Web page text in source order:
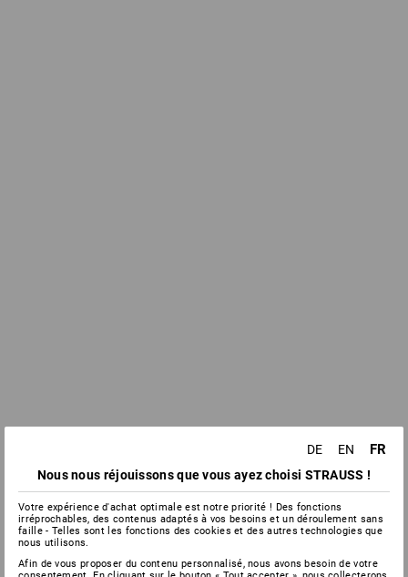
DE EN FR
Nous nous réjouissons que vous ayez choisi STRAUSS !
Votre expérience d'achat optimale est notre priorité ! Des fonctions
irréprochables, des contenus adaptés à vos besoins et un déroulement sans
faille - Telles sont les fonctions des cookies et des autres technologies que
nous utilisons.
Afin de vous proposer du contenu personnalisé, nous avons besoin de votre